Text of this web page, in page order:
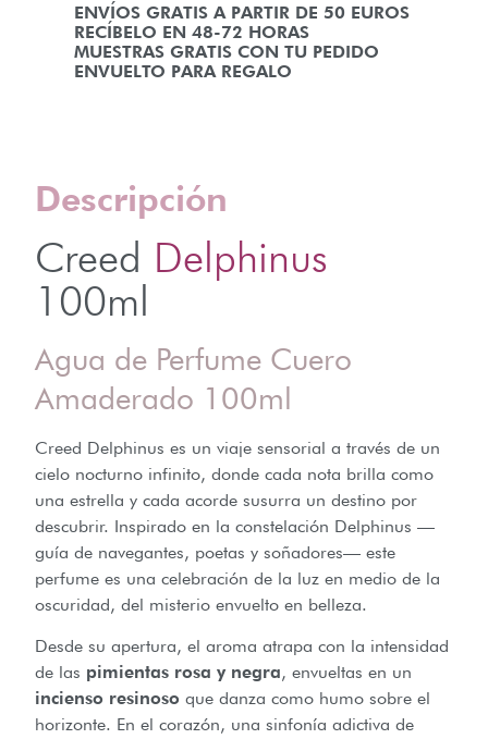
ENVÍOS GRATIS A PARTIR DE 50 EUROS
RECÍBELO EN 48-72 HORAS
MUESTRAS GRATIS CON TU PEDIDO
ENVUELTO PARA REGALO
Descripción
Creed Delphinus
100ml
Agua de Perfume Cuero
Amaderado 100ml
Creed Delphinus es un viaje sensorial a través de un
cielo nocturno infinito, donde cada nota brilla como
una estrella y cada acorde susurra un destino por
descubrir. Inspirado en la constelación Delphinus —
guía de navegantes, poetas y soñadores— este
perfume es una celebración de la luz en medio de la
oscuridad, del misterio envuelto en belleza.
Desde su apertura, el aroma atrapa con la intensidad
de las pimientas rosa y negra, envueltas en un
incienso resinoso que danza como humo sobre el
horizonte. En el corazón, una sinfonía adictiva de